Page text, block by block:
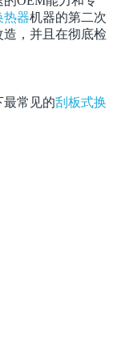
热器机器的第二次
，并且在彻底检
最常见的刮板式换